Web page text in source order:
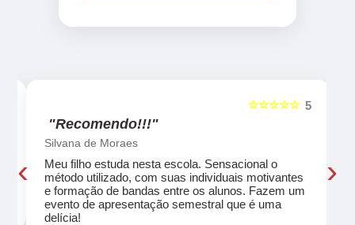
5
☆☆☆☆☆
"Recomendo!!!"
Silvana de Moraes
Meu filho estuda nesta escola. Sensacional o
método utilizado, com suas individuais motivantes
e formação de bandas entre os alunos. Fazem um
evento de apresentação semestral que é uma
delícia!
‹ ›